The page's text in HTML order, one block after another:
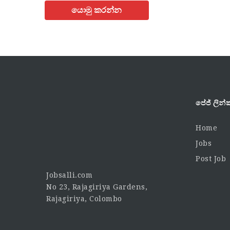
Jobsalli.com
No 23, Rajagiriya Gardens,
Rajagiriya, Colombo
පේජ්
Home
Jobs
Post Job